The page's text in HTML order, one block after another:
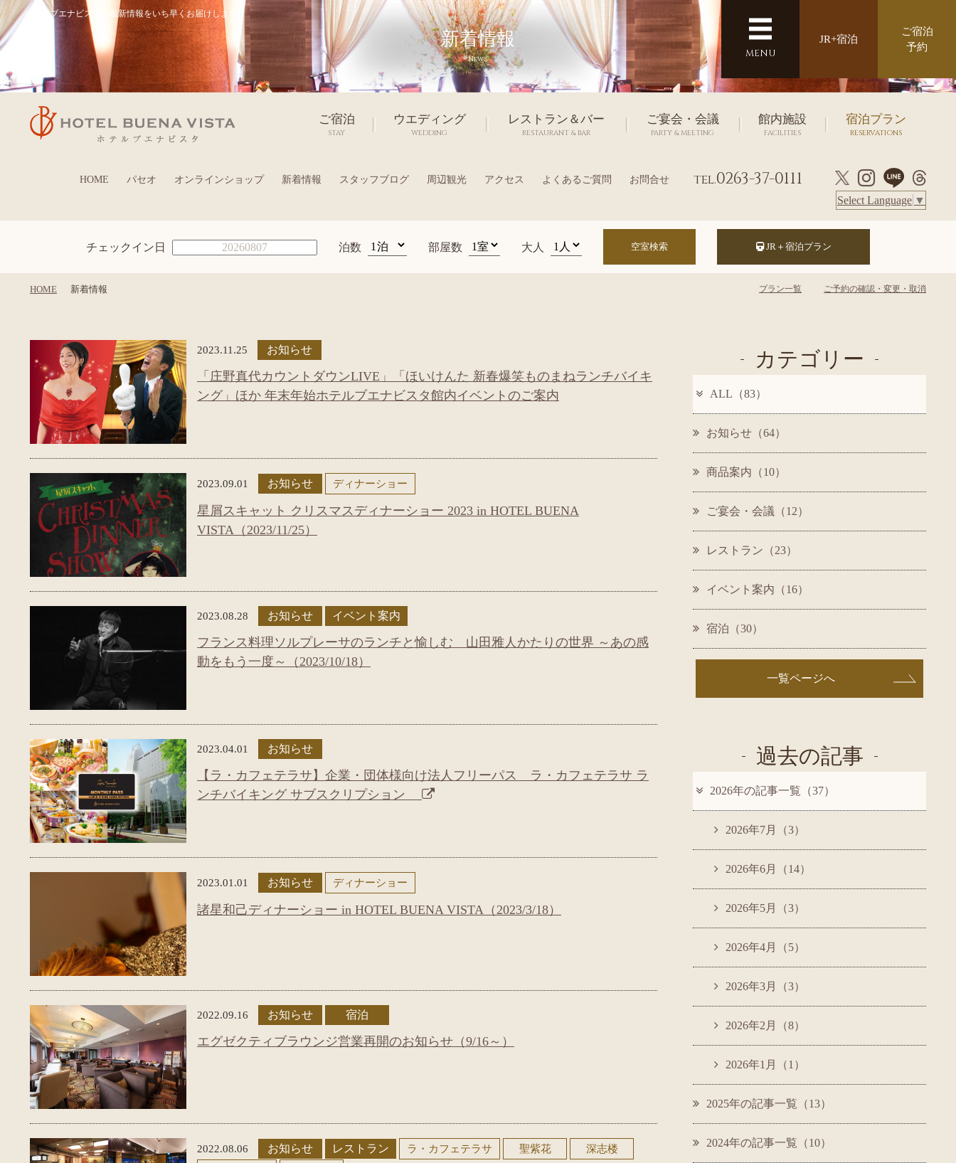
ホテルブエナビスタの最新情報をいち早くお届けします
新着情報
News
ご宿泊
STAY
ウエディング
WEDDING
レストラン＆バー
RESTAURANT & BAR
ご宴会・会議
PARTY & MEETING
館内施設
FACILITIES
宿泊プラン
RESERVATIONS
HOME パセオ オンラインショップ 新着情報 スタッフブログ 周辺観光 アクセス よくあるご質問 お問合せ tel.0263-37-0111
Select Language ▼
チェックイン日 泊数 部屋数 大人 JR＋宿泊プラン
プラン一覧 ご予約の確認・変更・取消
HOME 新着情報
2023.11.25 お知らせ
「庄野真代カウントダウンLIVE」「ほいけんた 新春爆笑ものまねランチバイキ
ング」ほか 年末年始ホテルブエナビスタ館内イベントのご案内
2023.09.01 お知らせ ディナーショー
星屑スキャット クリスマスディナーショー 2023 in HOTEL BUENA
VISTA（2023/11/25）
2023.08.28 お知らせ イベント案内
フランス料理ソルプレーサのランチと愉しむ 山田雅人かたりの世界 ～あの感
動をもう一度～（2023/10/18）
2023.04.01 お知らせ
【ラ・カフェテラサ】企業・団体様向け法人フリーパス ラ・カフェテラサ ラ
ンチバイキング サブスクリプション
2023.01.01 お知らせ ディナーショー
諸星和己ディナーショー in HOTEL BUENA VISTA（2023/3/18）
2022.09.16 お知らせ 宿泊
エグゼクティブラウンジ営業再開のお知らせ（9/16～）
2022.08.06 お知らせ レストラン ラ・カフェテラサ 聖紫花
深志楼
カテゴリー
ALL（83）
お知らせ（64）
商品案内（10）
ご宴会・会議（12）
レストラン（23）
イベント案内（16）
宿泊（30）
一覧ページへ
過去の記事
2026年の記事一覧（37）
2026年7月（3）
2026年6月（14）
2026年5月（3）
2026年4月（5）
2026年3月（3）
2026年2月（8）
2026年1月（1）
2025年の記事一覧（13）
2024年の記事一覧（10）
MENU
JR+宿泊
ご宿泊
予約